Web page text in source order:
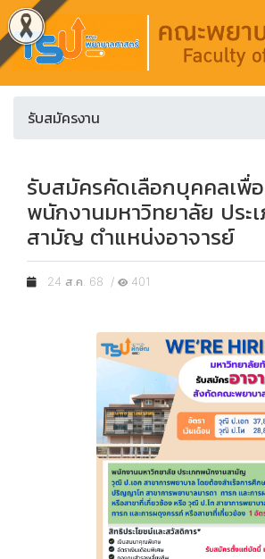
รับสมัครงาน
รับสมัครคัดเลือกบุคคลเพื่
พนักงานมหาวิทยาลัย ประ
สามัญ ตำแหน่งอาจารย์
24 ส.ค. 68 / 401